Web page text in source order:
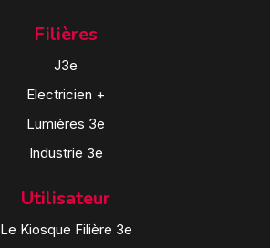
Filières
J3e
Electricien +
Lumières 3e
Industrie 3e
Utilisateur
Le Kiosque Filière 3e